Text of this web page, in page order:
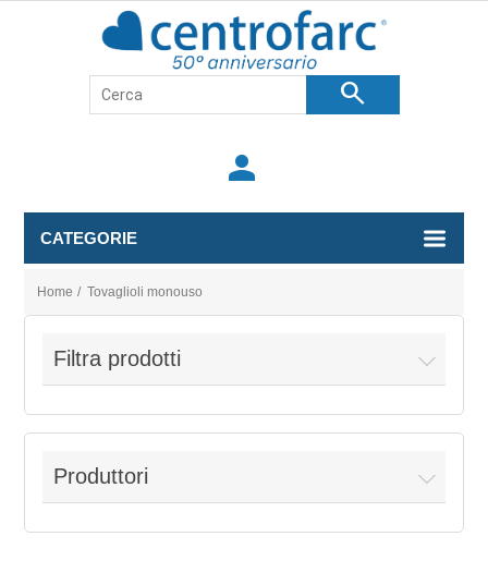
search
person
CATEGORIE
Home / Tovaglioli monouso
Filtra prodotti
Produttori